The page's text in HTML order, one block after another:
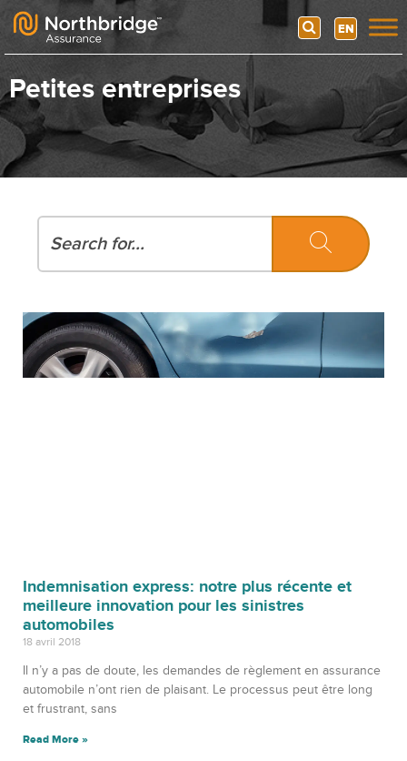
Skip to content
Search EN
Petites entreprises
Recherche
Indemnisation express: notre plus récente et
meilleure innovation pour les sinistres
automobiles
18 avril 2018
Il n’y a pas de doute, les demandes de règlement en assurance
automobile n’ont rien de plaisant. Le processus peut être long
et frustrant, sans
Read More »